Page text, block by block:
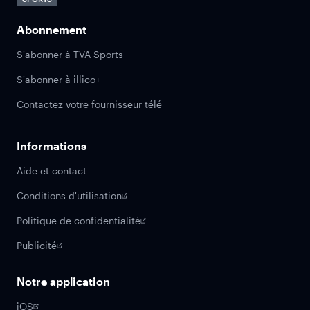
Abonnement
S'abonner à TVA Sports
S'abonner à illico+
Contactez votre fournisseur télé
Informations
Aide et contact
Conditions d'utilisation
Politique de confidentialité
Publicité
Notre application
iOS